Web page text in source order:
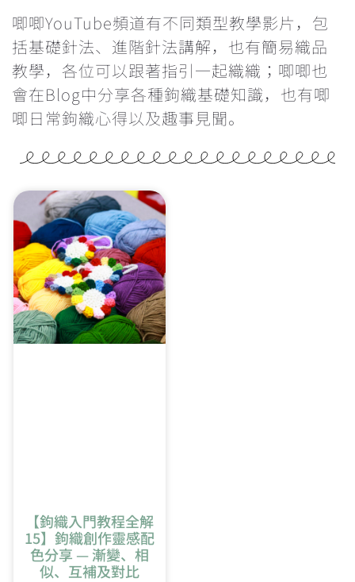
為甚麼鉤織會引致手痛？手痛該怎麼辦？
雙色鎖針的做法
重新入針時的方向
橢圓形開針教學
唧唧YouTube頻道有不同類型教學影片，包
括基礎針法、進階針法講解，也有簡易織品
教學，各位可以跟著指引一起織織；唧唧也
會在Blog中分享各種鉤織基礎知識，也有唧
唧日常鉤織心得以及趣事見聞。
【鉤織入門教程全解
15】鉤織創作靈感配
色分享 — 漸變、相
似、互補及對比